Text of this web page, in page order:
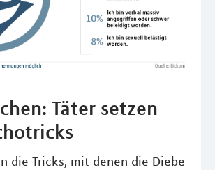
Täter setzen
die Tricks, mit denen die Diebe